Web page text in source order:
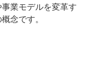
業モデルを変革す
念です。